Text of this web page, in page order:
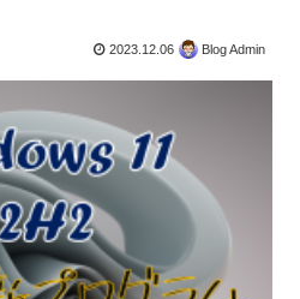
2023.12.06 Blog Admin